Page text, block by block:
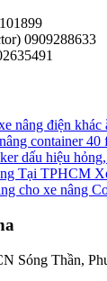
0909288633
nâng điện khác
container 40
dấu hiệu
Tại TPHCM
cho xe nâng
Sóng Thần,